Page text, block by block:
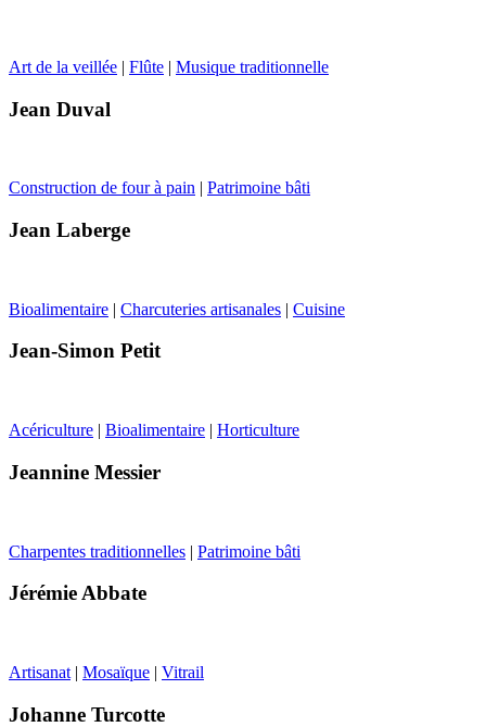
Art de la veillée | Flûte | Musique traditionnelle
Jean Duval
Construction de four à pain | Patrimoine bâti
Jean Laberge
Bioalimentaire | Charcuteries artisanales | Cuisine
Jean-Simon Petit
Acériculture | Bioalimentaire | Horticulture
Jeannine Messier
Charpentes traditionnelles | Patrimoine bâti
Jérémie Abbate
Artisanat | Mosaïque | Vitrail
Johanne Turcotte